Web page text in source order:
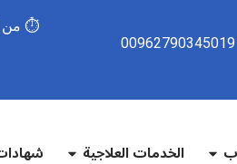
الخدمات العلاجية